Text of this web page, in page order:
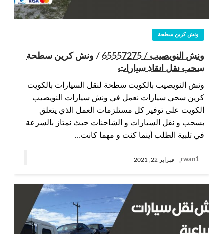
ونش كرين سطحة
ونش النويصيب / 65557275 / ونش كرين سطحة
سحب نقل انقاذ سيارات
ونش النويصيب بالكويت سطحة لنقل السيارات بالكويت
كرين سحي سيارات نعمل في ونش سيارات النويصيب
الكويت على توفير كل مستلزمات العمل الذي يتعلق
بسحب و نقل السيارات و الشاحنات حيث نمتاز بالسرعة
في تلبية الطلب أينما كنت و مهما كانت…
rwan1 فبراير 22, 2021